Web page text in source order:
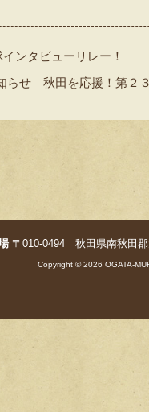
ンタビューリレー！
らせ 秋田を応援！第２
〒010-0494 秋田県南秋田
Copyright © 2026 OGATA-